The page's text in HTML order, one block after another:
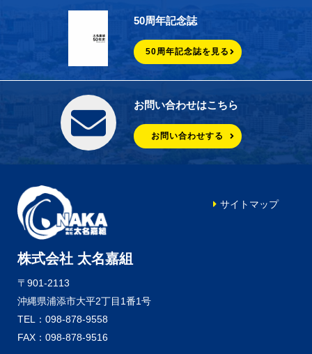
50周年記念誌
50周年記念誌を見る
お問い合わせはこちら
お問い合わせする
株式会社 太名嘉組
〒901-2113
沖縄県浦添市大平2丁目1番1号
TEL：098-878-9558
FAX：098-878-9516
サイトマップ